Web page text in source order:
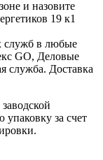
и назовите
19 к1
служб в любые
GO, Деловые
служба. Доставка
за счет